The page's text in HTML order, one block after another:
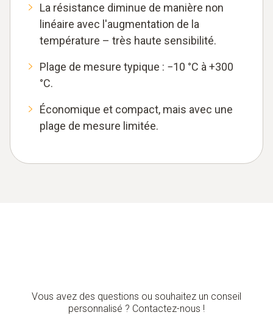
La résistance diminue de manière non
linéaire avec l'augmentation de la
température – très haute sensibilité.
Plage de mesure typique : −10 °C à +300
°C.
Économique et compact, mais avec une
plage de mesure limitée.
Vous avez des questions ou souhaitez un conseil
personnalisé ? Contactez-nous !